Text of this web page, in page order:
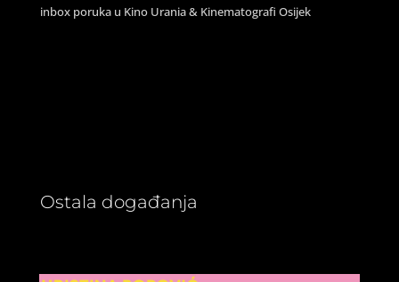
inbox poruka u Kino Urania & Kinematografi Osijek
Ostala događanja